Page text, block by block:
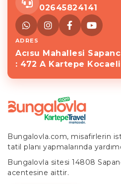
02645824141
ADRES
Acısu Mahallesi
: 472 A Kartepe Kocaeli
Bungalovla.com, misafirlerin
tatil planı yapmalarında
Bungalovla sitesi 14808
acentesine aittir.